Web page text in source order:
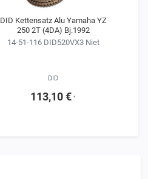
DID Kettensatz Alu Yamaha YZ
250 2T (4DA) Bj.1992
14-51-116 DID520VX3 Niet
DID
113,10 € ¹